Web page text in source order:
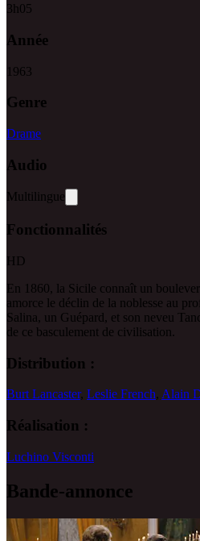
3h05
Année
1963
Genre
Drame
Audio
Multilingue
Fonctionnalités
HD
En 1860, la Sicile connaît un
amorce le déclin de la noblesse au
Salina, un Guépard, et son neveu
de ce basculement de civilisation.
Distribution :
Burt Lancaster, Leslie French, Alain
Réalisation :
Luchino Visconti
Bande-annonce